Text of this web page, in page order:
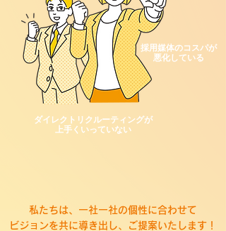
​採用媒体のコスパが
悪化している
ダイレクトリクルーティングが
上手くいっていない
私たちは、一社一社の個性に合わせて
​ビジョンを共に導き出し、ご提案いたします！